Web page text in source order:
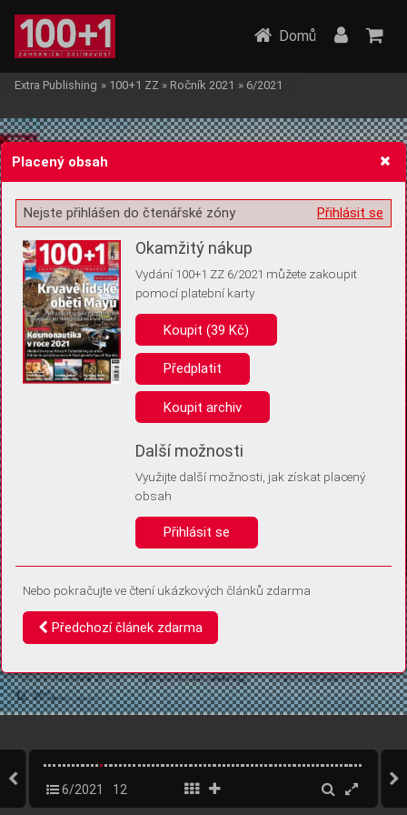
Žádost o souhlas s ukládáním volitelných informací
Pro základní fungování webu nepotřebujeme ukládat žádné informace
(tzv. cookies apod.). Rádi bychom vás ale požádali o souhlas s
uložením volitelných informací:
Anonymní unikátní ID
Díky němu příště poznáme, že se jedná o stejné zařízení, a
Identifikátor je zcela anonymní.
Vaše souhlasy a odmítnutí si ukládáme do vašeho zařízení, abychom se
vás už příště znovu neptali. Můžete je kdykoli později upravit ve Správě
Domů
Extra Publishing » 100+1 ZZ » Ročník 2021 » 6/2021
6/2021 12
Placený obsah
Přihlásit se
Nejste přihlášen do čtenářské zóny
Okamžitý nákup
Vydání 100+1 ZZ 6/2021 můžete zakoupit
pomocí platební karty
Koupit (39 Kč)
Předplatit
Koupit archiv
Další možnosti
Využijte další možnosti, jak získat placený
obsah
Přihlásit se
Nebo pokračujte ve čtení ukázkových článků zdarma
Předchozí článek zdarma